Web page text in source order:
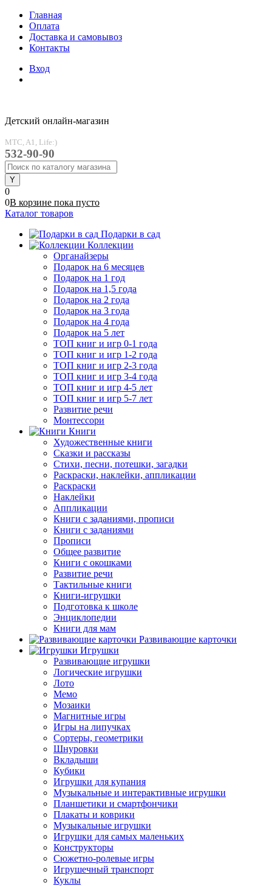
Главная
Оплата
Доставка и самовывоз
Контакты
Вход
Детский онлайн-магазин
MTC, A1, Life:)
532-90-90
0
0В корзине пока пусто
Каталог товаров
Подарки в сад
Коллекции
Органайзеры
Подарок на 6 месяцев
Подарок на 1 год
Подарок на 1,5 года
Подарок на 2 года
Подарок на 3 года
Подарок на 4 года
Подарок на 5 лет
ТОП книг и игр 0-1 года
ТОП книг и игр 1-2 года
ТОП книг и игр 2-3 года
ТОП книг и игр 3-4 года
ТОП книг и игр 4-5 лет
ТОП книг и игр 5-7 лет
Развитие речи
Монтессори
Книги
Художественные книги
Сказки и рассказы
Стихи, песни, потешки, загадки
Раскраски, наклейки, аппликации
Раскраски
Наклейки
Аппликации
Книги с заданиями, прописи
Книги с заданиями
Прописи
Общее развитие
Книги с окошками
Развитие речи
Тактильные книги
Книги-игрушки
Подготовка к школе
Энциклопедии
Книги для мам
Развивающие карточки
Игрушки
Развивающие игрушки
Логические игрушки
Лото
Мемо
Мозаики
Магнитные игры
Игры на липучках
Сортеры, геометрики
Шнуровки
Вкладыши
Кубики
Игрушки для купания
Музыкальные и интерактивные игрушки
Планшетики и смартфончики
Плакаты и коврики
Музыкальные игрушки
Игрушки для самых маленьких
Конструкторы
Сюжетно-ролевые игры
Игрушечный транспорт
Куклы